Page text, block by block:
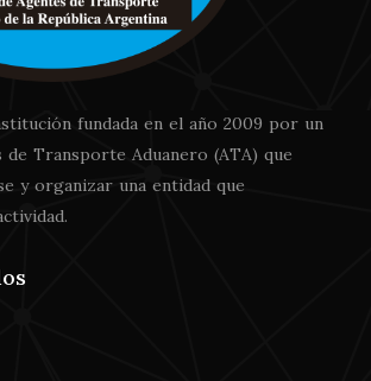
fundada en el año 2009 por un
Transporte Aduanero (ATA) que
y organizar una entidad que